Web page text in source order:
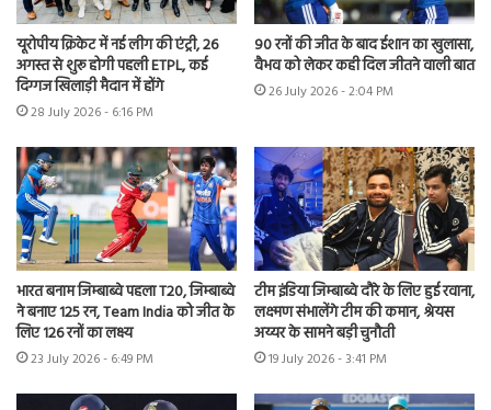
यूरोपीय क्रिकेट में नई लीग की एंट्री, 26
अगस्त से शुरू होगी पहली ETPL, कई
दिग्गज खिलाड़ी मैदान में होंगे
28 July 2026 - 6:16 PM
90 रनों की जीत के बाद ईशान का खुलासा,
वैभव को लेकर कही दिल जीतने वाली बात
26 July 2026 - 2:04 PM
भारत बनाम जिम्बाब्वे पहला T20, जिम्बाब्वे
ने बनाए 125 रन, Team India को जीत के
लिए 126 रनों का लक्ष्य
23 July 2026 - 6:49 PM
टीम इंडिया जिम्बाब्वे दौरे के लिए हुई रवाना,
लक्ष्मण संभालेंगे टीम की कमान, श्रेयस
अय्यर के सामने बड़ी चुनौती
19 July 2026 - 3:41 PM